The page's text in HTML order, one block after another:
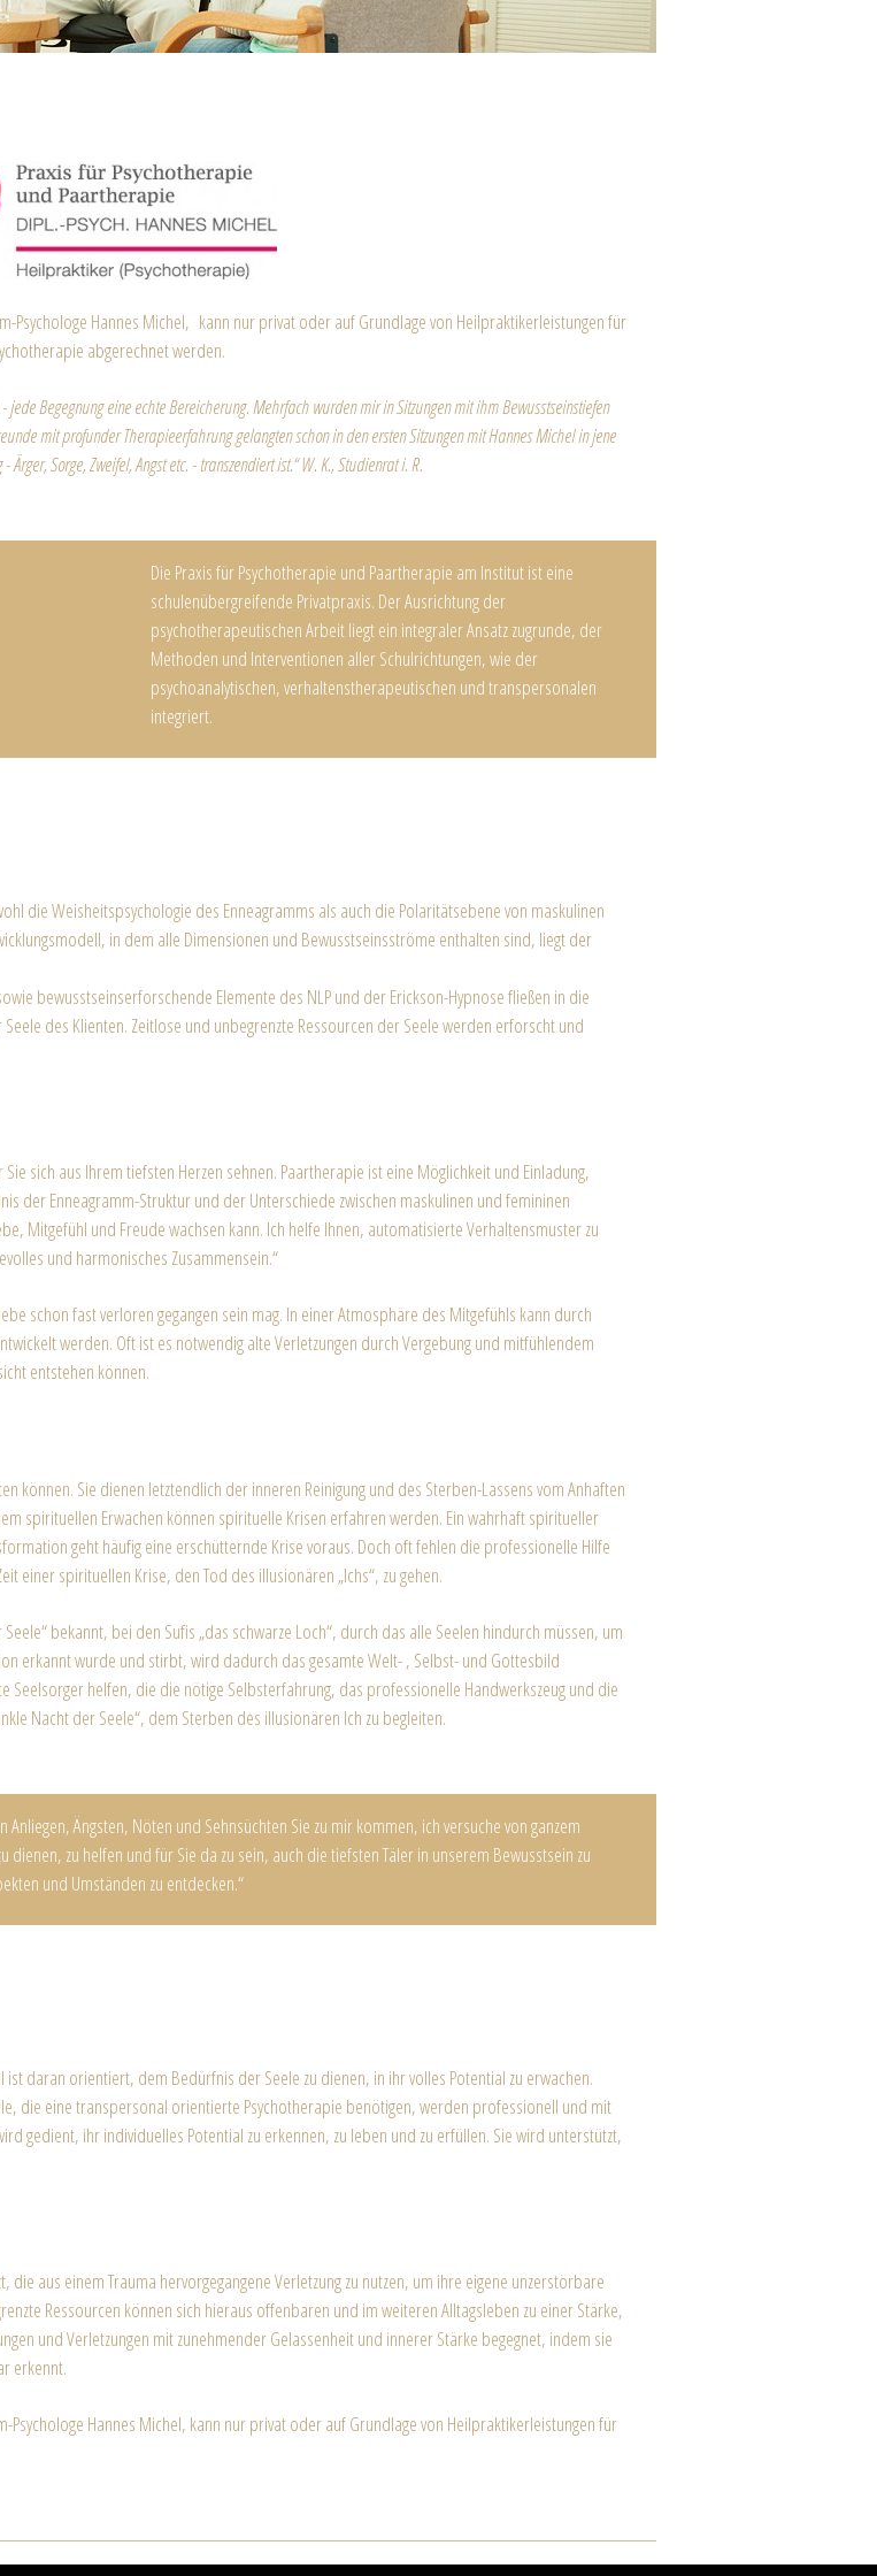
Psychologe Hannes Michel, kann nur privat oder auf Grundlage von Heilpraktikerleistungen für
abgerechnet werden.
Begegnung eine echte Bereicherung. Mehrfach wurden mir in Sitzungen mit ihm Bewusstseinstiefen
mit profunder Therapieerfahrung gelangten schon in den ersten Sitzungen mit Hannes Michel in jene
Ärger, Sorge, Zweifel, Angst etc. - transzendiert ist.“ W. K., Studienrat i. R.
Die Praxis für Psychotherapie und Paartherapie am Institut ist eine
schulenübergreifende Privatpraxis. Der Ausrichtung der
psychotherapeutischen Arbeit liegt ein integraler Ansatz zugrunde, der
Methoden und Interventionen aller Schulrichtungen, wie der
psychoanalytischen, verhaltenstherapeutischen und transpersonalen
integriert.
die Weisheitspsychologie des Enneagramms als auch die Polaritätsebene von maskulinen
in dem alle Dimensionen und Bewusstseinsströme enthalten sind, liegt der
bewusstseinserforschende Elemente des NLP und der Erickson-Hypnose fließen in die
des Klienten. Zeitlose und unbegrenzte Ressourcen der Seele werden erforscht und
sich aus Ihrem tiefsten Herzen sehnen. Paartherapie ist eine Möglichkeit und Einladung,
der Enneagramm-Struktur und der Unterschiede zwischen maskulinen und femininen
Mitgefühl und Freude wachsen kann. Ich helfe Ihnen, automatisierte Verhaltensmuster zu
und harmonisches Zusammensein.“
schon fast verloren gegangen sein mag. In einer Atmosphäre des Mitgefühls kann durch
werden. Oft ist es notwendig alte Verletzungen durch Vergebung und mitfühlendem
entstehen können.
können. Sie dienen letztendlich der inneren Reinigung und des Sterben-Lassens vom Anhaften
spirituellen Erwachen können spirituelle Krisen erfahren werden. Ein wahrhaft spiritueller
geht häufig eine erschütternde Krise voraus. Doch oft fehlen die professionelle Hilfe
einer spirituellen Krise, den Tod des illusionären „Ichs“, zu gehen.
bekannt, bei den Sufis „das schwarze Loch“, durch das alle Seelen hindurch müssen, um
erkannt wurde und stirbt, wird dadurch das gesamte Welt- , Selbst- und Gottesbild
helfen, die die nötige Selbsterfahrung, das professionelle Handwerkszeug und die
Nacht der Seele“, dem Sterben des illusionären Ich zu begleiten.
Ängsten, Nöten und Sehnsüchten Sie zu mir kommen, ich versuche von ganzem
zu helfen und für Sie da zu sein, auch die tiefsten Täler in unserem Bewusstsein zu
und Umständen zu entdecken.“
daran orientiert, dem Bedürfnis der Seele zu dienen, in ihr volles Potential zu erwachen.
die eine transpersonal orientierte Psychotherapie benötigen, werden professionell und mit
gedient, ihr individuelles Potential zu erkennen, zu leben und zu erfüllen. Sie wird unterstützt,
aus einem Trauma hervorgegangene Verletzung zu nutzen, um ihre eigene unzerstörbare
Ressourcen können sich hieraus offenbaren und im weiteren Alltagsleben zu einer Stärke,
und Verletzungen mit zunehmender Gelassenheit und innerer Stärke begegnet, indem sie
erkennt.
Hannes Michel, kann nur privat oder auf Grundlage von Heilpraktikerleistungen für